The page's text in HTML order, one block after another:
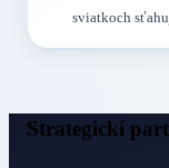
sviatkoch
Strategickí